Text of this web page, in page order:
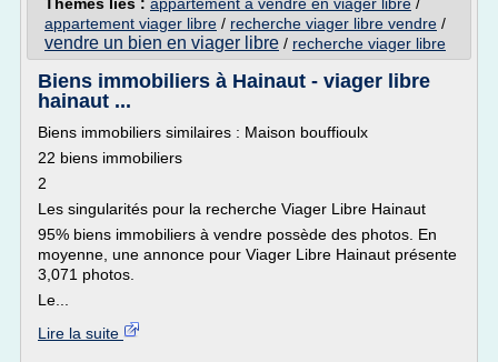
appartement viager libre / recherche viager libre vendre /
vendre un bien en viager libre / recherche viager libre
Biens immobiliers à Hainaut - viager libre
hainaut ...
Biens immobiliers similaires : Maison bouffioulx
22 biens immobiliers
2
Les singularités pour la recherche Viager Libre Hainaut
95% biens immobiliers à vendre possède des photos. En
moyenne, une annonce pour Viager Libre Hainaut présente
3,071 photos.
Le...
Lire la suite